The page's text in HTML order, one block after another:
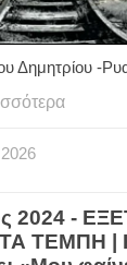
Δημητρίου -
2026
2024 -
ΤΕΜΠΗ |